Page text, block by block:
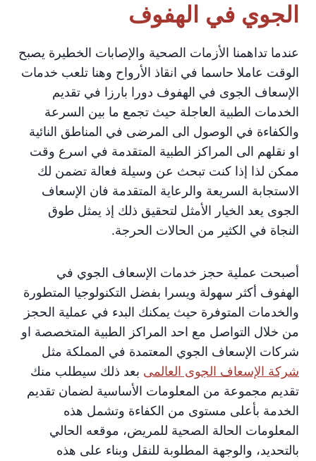
الجوي في الهفوف
عندما تداهمنا الأزمات الصحية والإصابات الخطيرة يصبح
الوقت عاملا حاسما في انقاذ الأرواح وهنا تلعب خدمات
الإسعاف الجوى في الهفوف دورا بارزا في تقديم
الخدمات الطبية العاجلة حيث تجمع ما بين السرعة
والكفاءة في الوصول الى المرضى في المناطق النائية
او نقلهم الى المراكز الطبية المتقدمة في اسرع وقت
ممكن لذا إذا كنت تبحث عن وسيلة فعالة تضمن لك
الاستجابة السريعة والرعاية المتقدمة فان الإسعاف
الجوى يعد الخيار الأمثل لتحقيق ذلك إذ يمثل طوق
النجاة في الكثير من الحالات الحرجة.
أصبحت عملية حجز خدمات الإسعاف الجوي في
الهفوف أكثر سهولة ويسرا بفضل التكنولوجيا المتطورة
والخدمات المتوفرة حيث يمكنك البدء في عملية الحجز
من خلال التواصل مع احد المراكز الطبية المتخصصة او
شركات الإسعاف الجوي المعتمدة في المملكة مثل
شركة الإسعاف الجوى العالمى بعد ذلك سيطلب منك
تقديم مجموعة من المعلومات الأساسية لضمان تقديم
الخدمة بأعلى مستوى من الكفاءة وتشمل هذه
المعلومات الحالة الصحية للمريض، موقعه الحالي
بالتحديد، والوجهة المطلوبة للنقل وبناء على هذه